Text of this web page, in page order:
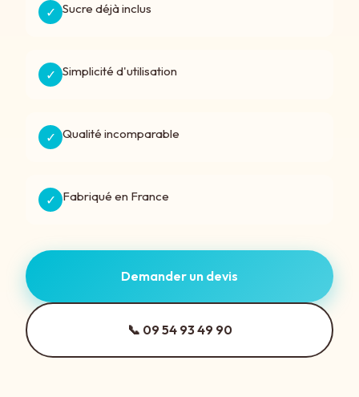
✓ Sucre déjà inclus
✓ Simplicité d'utilisation
✓ Qualité incomparable
✓ Fabriqué en France
Demander un devis
📞 09 54 93 49 90